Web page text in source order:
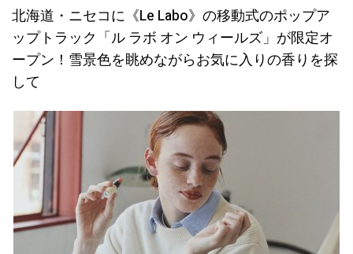
北海道・ニセコに《Le Labo》の移動式のポップア
ップトラック「ル ラボ オン ウィールズ」が限定オ
ープン！雪景色を眺めながらお気に入りの香りを探
して